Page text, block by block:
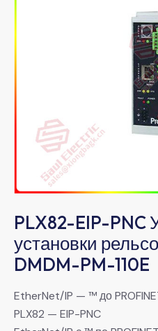
PLX82-EIP-PNC
установки
DMDM-PM-110E
EtherNet/IP — ™ до
PLX82 — EIP-PNC